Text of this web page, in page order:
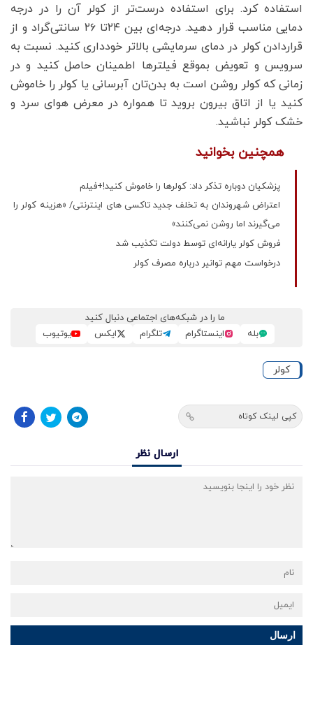
استفاده کرد. برای استفاده درست‌تر از کولر آن را در درجه
دمایی مناسب قرار دهید. درجه‌ای بین ۲۴تا ۲۶ سانتی‌گراد و از
قراردادن کولر در دمای سرمایشی بالاتر خودداری کنید. نسبت به
سرویس و تعویض بموقع فیلترها اطمینان حاصل کنید و در
زمانی که کولر روشن است به بدن‌تان آبرسانی یا کولر را خاموش
کنید یا از اتاق بیرون بروید تا همواره در معرض هوای سرد و
خشک کولر نباشید.
همچنین بخوانید
پزشکیان دوباره تذکر داد: کولرها را خاموش کنید!+فیلم
اعتراض شهروندان به تخلف جدید تاکسی های اینترنتی/ «هزینه کولر را
می‌گیرند اما روشن نمی‌کنند»
فروش کولر یارانه‌ای توسط دولت تکذیب شد
درخواست مهم توانیر درباره مصرف کولر
ما را در شبکه‌های اجتماعی دنبال کنید
بله
اینستاگرام تلگرام ایکس یوتیوب
کولر
کپی لینک کوتاه
ارسال نظر
ارسال